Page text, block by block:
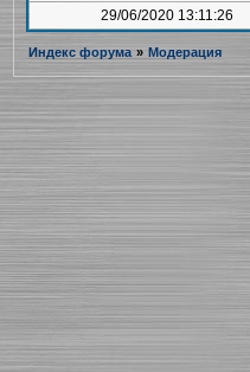
29/06/2020 13:11:26
Индекс форума » Модерация